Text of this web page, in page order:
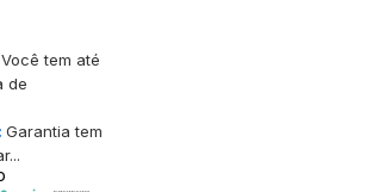
Você tem até
de
Garantia tem